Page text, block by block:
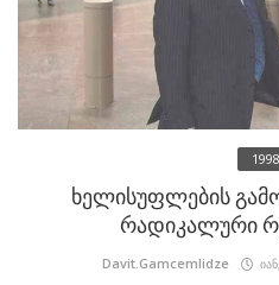
1998
ხელისუფლების
რადიკალური
Davit.Gamcemlidze